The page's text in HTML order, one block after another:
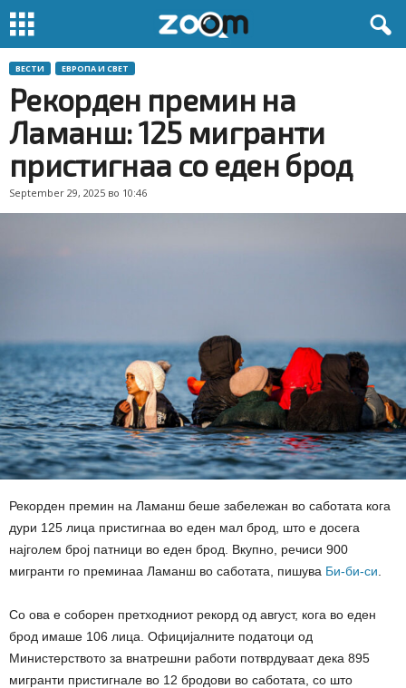
ВЕСТИ ЕВРОПА И СВЕТ
Рекорден премин на
Ламанш: 125 мигранти
пристигнаа со еден брод
September 29, 2025 во 10:46
Рекорден премин на Ламанш беше забележан во саботата кога
дури 125 лица пристигнаа во еден мал брод, што е досега
најголем број патници во еден брод. Вкупно, речиси 900
мигранти го преминаа Ламанш во саботата, пишува Би-би-си
Со ова е соборен претходниот рекорд од август, кога во еден
брод имаше 106 лица. Официјалните податоци од
Министерството за внатрешни работи потврдуваат дека 895
мигранти пристигнале во 12 бродови во саботата, со што